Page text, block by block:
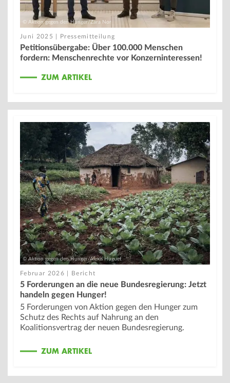
© Aktion gegen den Hunger/Zara Nor
Juni 2025 | Pressemitteilung
Petitionsübergabe: Über 100.000 Menschen
fordern: Menschenrechte vor Konzerninteressen!
ZUM ARTIKEL
© Aktion gegen den Hunger/Alexis Huguet
Februar 2026 | Bericht
5 Forderungen an die neue Bundesregierung: Jetzt
handeln gegen Hunger!
5 Forderungen von Aktion gegen den Hunger zum
Schutz des Rechts auf Nahrung an den
Koalitionsvertrag der neuen Bundesregierung.
ZUM ARTIKEL